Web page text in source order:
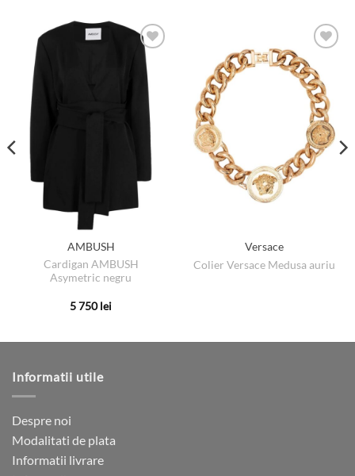
AMBUSH
Cardigan AMBUSH
Asymetric negru
5 750lei
multe
pot
fi
alese
Versace
Colier Versace Medusa auriu
Informatii utile
Despre noi
Modalitati de plata
Informatii livrare